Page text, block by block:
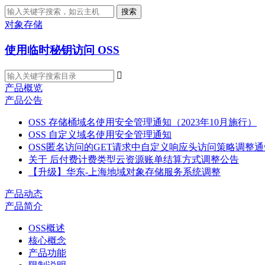
搜索
对象存储
使用临时秘钥访问 OSS

产品概览
产品公告
OSS 存储桶域名使用安全管理通知（2023年10月施行）
OSS 自定义域名使用安全管理通知
OSS匿名访问的GET请求中自定义响应头访问策略调整
关于 后付费计费类型云资源账单结算方式调整公告
【升级】华东-上海地域对象存储服务系统调整
产品动态
产品简介
OSS概述
核心概念
产品功能